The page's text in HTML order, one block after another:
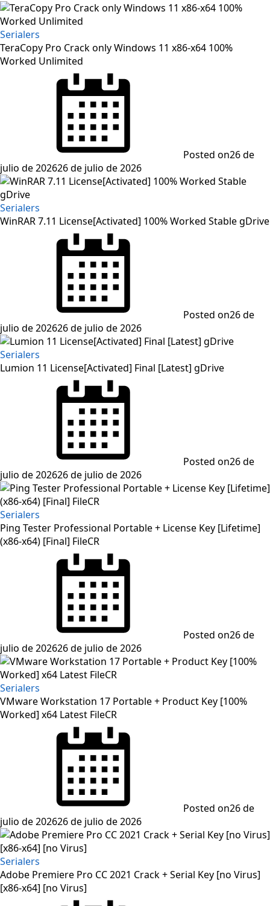
Serialers
TeraCopy Pro Crack only Windows 11 x86-x64 100%
Worked Unlimited
Posted on26 de
julio de 202626 de julio de 2026
Serialers
WinRAR 7.11 License[Activated] 100% Worked Stable gDrive
Posted on26 de
julio de 202626 de julio de 2026
Serialers
Lumion 11 License[Activated] Final [Latest] gDrive
Posted on26 de
julio de 202626 de julio de 2026
Serialers
Ping Tester Professional Portable + License Key [Lifetime]
(x86-x64) [Final] FileCR
Posted on26 de
julio de 202626 de julio de 2026
Serialers
VMware Workstation 17 Portable + Product Key [100%
Worked] x64 Latest FileCR
Posted on26 de
julio de 202626 de julio de 2026
Serialers
Adobe Premiere Pro CC 2021 Crack + Serial Key [no Virus]
[x86-x64] [no Virus]